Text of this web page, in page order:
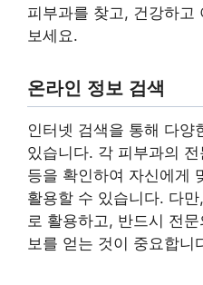
피부과를 찾고, 건강하고
보세요.
온라인 정보 검색
인터넷 검색을 통해 다양
있습니다. 각 피부과의
등을 확인하여 자신에게
활용할 수 있습니다. 다
로 활용하고, 반드시 전
보를 얻는 것이 중요합니